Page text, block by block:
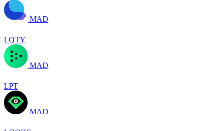
MAD
LQTY
MAD
LPT
MAD